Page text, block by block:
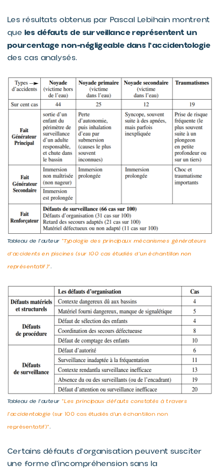
Les résultats obtenus par Pascal Lebihain montrent
que les défauts de surveillance représentent un
pourcentage non-négligeable dans l'accidentologie
des cas analysés.
Tableau de l'auteur "Typologie des principaux mécanismes générateurs
d'accidents en piscines (sur 100 cas étudiés d’un échantillon non
représentatif)".
Tableau de l'auteur "Les principaux défauts constatés à travers
l’accidentologie (sur 100 cas étudiés d’un échantillon non
représentatif)".
Certains défauts d'organisation peuvent susciter
une forme d'incompréhension sans la